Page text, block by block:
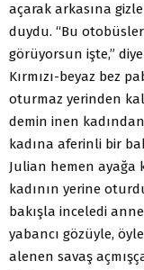
açarak arkasına
duydu. “Bu
görüyorsun işte,” diye
Kırmızı-beyaz bez
oturmaz yerinden
demin inen
kadına aferinli bir
Julian hemen ayağa
kadının yerine
bakışla inceledi
yabancı gözüyle,
alenen savaş